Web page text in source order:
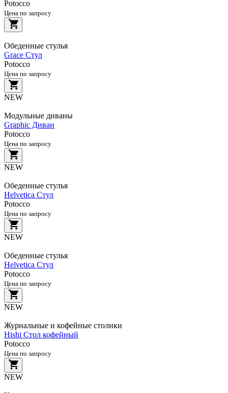
Potocco
Цена по запросу
Обеденные стулья
Grace Стул
Potocco
Цена по запросу
NEW
Модульные диваны
Graphic Диван
Potocco
Цена по запросу
NEW
Обеденные стулья
Helvetica Стул
Potocco
Цена по запросу
NEW
Обеденные стулья
Helvetica Стул
Potocco
Цена по запросу
NEW
Журнальные и кофейные столики
Hishi Стол кофейный
Potocco
Цена по запросу
NEW